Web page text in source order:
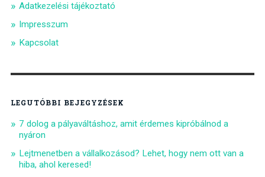
Adatkezelési tájékoztató
Impresszum
Kapcsolat
LEGUTÓBBI BEJEGYZÉSEK
7 dolog a pályaváltáshoz, amit érdemes kipróbálnod a
nyáron
Lejtmenetben a vállalkozásod? Lehet, hogy nem ott van a
hiba, ahol keresed!